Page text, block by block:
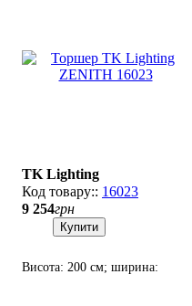
TK Lighting
16023
9 254грн
Купити
Висота: 200 см; ширина: